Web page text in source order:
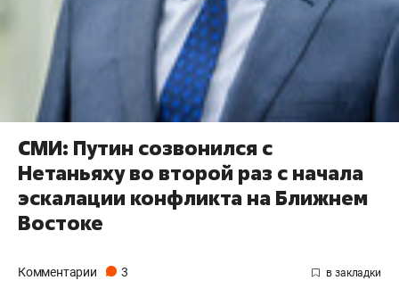
СМИ: Путин созвонился с
Нетаньяху во второй раз с начала
эскалации конфликта на Ближнем
Востоке
Комментарии 3